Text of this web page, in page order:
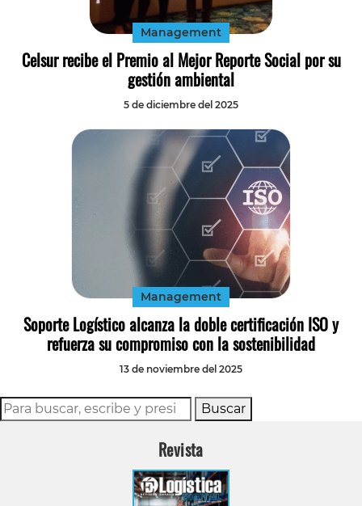
Management
Celsur recibe el Premio al Mejor Reporte Social por su
gestión ambiental
5 de diciembre del 2025
Management
Soporte Logístico alcanza la doble certificación ISO y
refuerza su compromiso con la sostenibilidad
13 de noviembre del 2025
Buscar
Revista